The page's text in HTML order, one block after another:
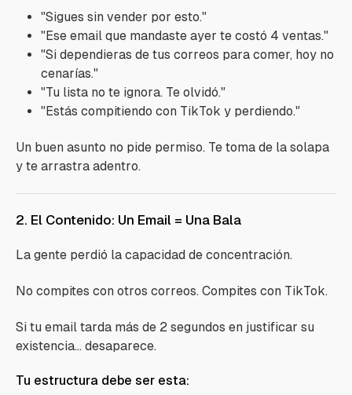
"Sigues sin vender por esto."
"Ese email que mandaste ayer te costó 4 ventas."
"Si dependieras de tus correos para comer, hoy no
cenarías."
"Tu lista no te ignora. Te olvidó."
"Estás compitiendo con TikTok y perdiendo."
Un buen asunto no pide permiso. Te toma de la solapa
y te arrastra adentro.
2. El Contenido: Un Email = Una Bala
La gente perdió la capacidad de concentración.
No compites con otros correos. Compites con TikTok.
Si tu email tarda más de 2 segundos en justificar su
existencia… desaparece.
Tu estructura debe ser esta: